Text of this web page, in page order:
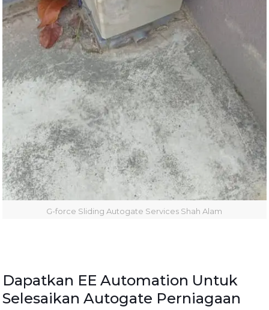
G-force Sliding Autogate Services Shah Alam
Dapatkan EE Automation Untuk
Selesaikan Autogate Perniagaan